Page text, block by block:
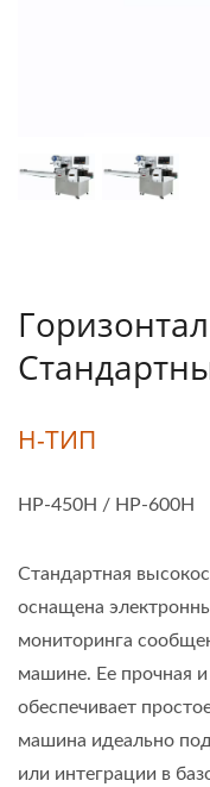
H-ТИП
HP-450H / HP-600H
Стандартная
оснащена
мониторинга
машине. Ее прочная
обеспечивает
машина идеально
или интеграции в